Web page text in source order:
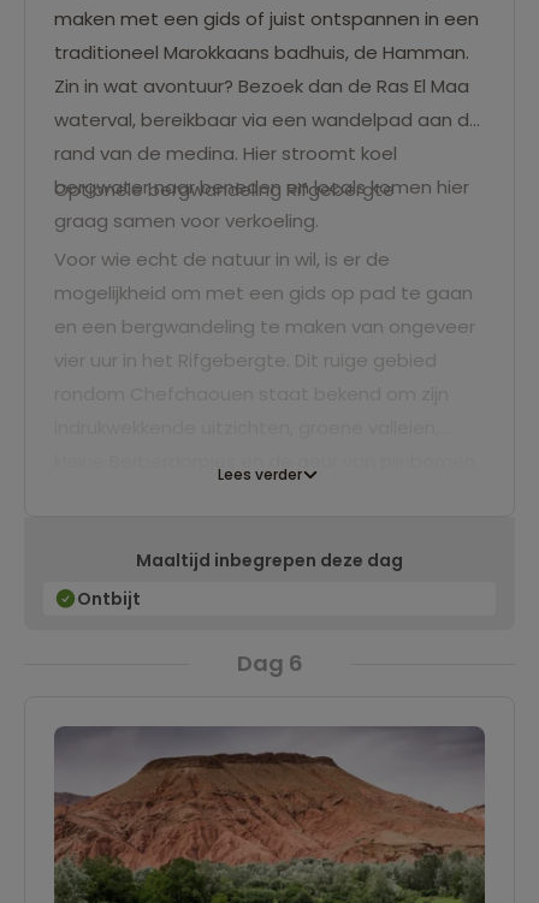
maken met een gids of juist ontspannen in een
traditioneel Marokkaans badhuis, de Hamman.
Zin in wat avontuur? Bezoek dan de Ras El Maa
waterval, bereikbaar via een wandelpad aan de
rand van de medina. Hier stroomt koel
bergwater naar beneden en locals komen hier
graag samen voor verkoeling.
Optionele bergwandeling Rifgebergte
Voor wie echt de natuur in wil, is er de
mogelijkheid om met een gids op pad te gaan
en een bergwandeling te maken van ongeveer
vier uur in het Rifgebergte. Dit ruige gebied
herders met hun kuddes en word je beloond
met panoramische vergezichten over de
Lees verder
Maaltijd inbegrepen deze dag
Ontbijt
Dag 6